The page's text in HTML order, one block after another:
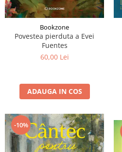
Bookzone
Povestea pierduta a Evei
Fuentes
60,00 Lei
ADAUGA IN COS
-10%